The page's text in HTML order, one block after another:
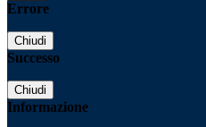
Errore
Chiudi
Successo
Chiudi
Informazione